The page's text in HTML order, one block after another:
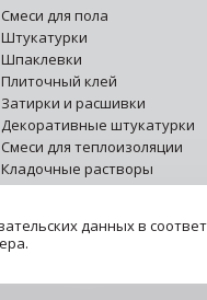
Смеси для пола
Штукатурки
Шпаклевки
Плиточный клей
Затирки и расшивки
Декоративные штукатурки
Смеси для теплоизоляции
Кладочные растворы
Монтажные смеси
Специальные растворы
Грунтовки
данных в